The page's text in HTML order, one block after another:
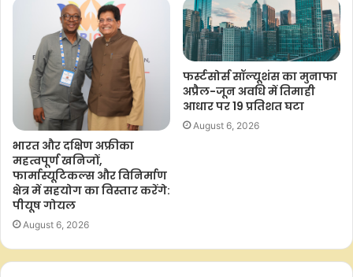
प्रश्न 11: ग्रामीण रोजगार गारंटी कार्ड के लिए आवेदन कैसे होगा?
जिस परिवार के पास मनरेगा जॉब कार्ड नहीं है, वह ग्राम पंचायत में परिवार के
सदस्यों की जानकारी देकर आवेदन कर सकता है।
प्रश्न 12: रोजगार की मांग कैसे की जा सकती है?
ग्रामीण लोग ग्राम पंचायत में मौखिक, लिखित या डिजिटल माध्यम से रोजगार
की मांग कर सकते हैं।
प्रश्न 13: कितने दिनों के भीतर रोजगार देना होगा?
आवेदन के 15 दिनों के भीतर रोजगार देना जरूरी होगा।
भारत और दक्षिण अफ्रीका
महत्वपूर्ण खनिजों,
फार्मास्यूटिकल्स और विनिर्माण
क्षेत्र में सहयोग का विस्तार करेंगे:
पीयूष गोयल
August 6, 2026
फर्स्टसोर्स सॉल्यूशंस का मुनाफा
अप्रैल-जून अवधि में तिमाही
आधार पर 19 प्रतिशत घटा
August 6, 2026